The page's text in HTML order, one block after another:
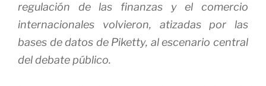
regulación de las finanzas y el comercio
internacionales volvieron, atizadas por las
bases de datos de Piketty, al escenario central
del debate público.